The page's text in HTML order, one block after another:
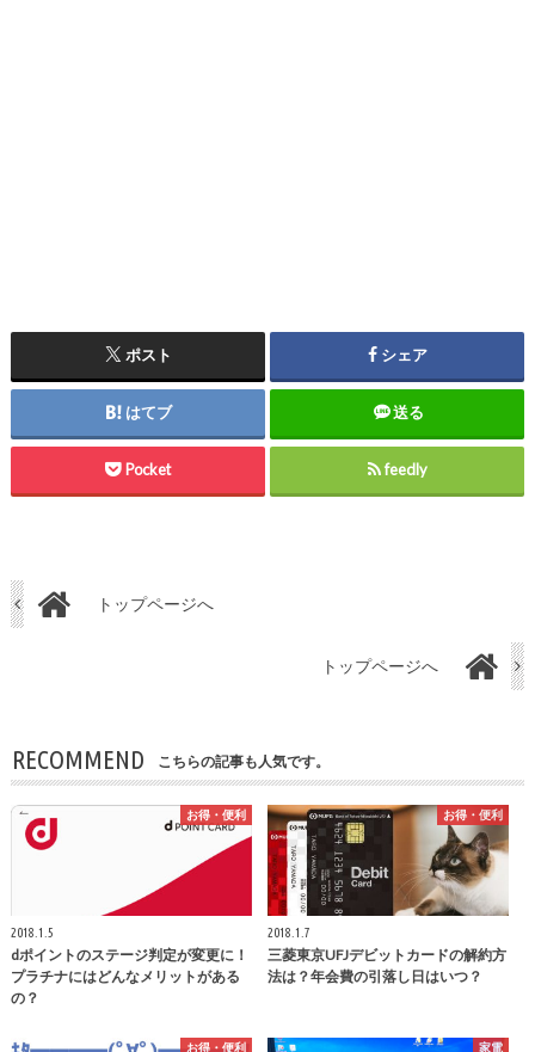
ポスト シェア
はてブ 送る
Pocket feedly
トップページへ
トップページへ
RECOMMEND こちらの記事も人気です。
お得・便利
2018.1.5
dポイントのステージ判定が変更に！
プラチナにはどんなメリットがある
の？
お得・便利
2018.1.7
三菱東京UFJデビットカードの解約方
法は？年会費の引落し日はいつ？
お得・便利 家電